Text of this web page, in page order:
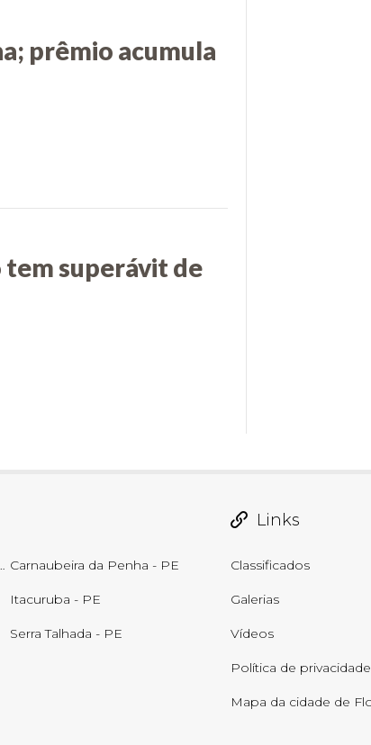
prêmio acumula
tem superávit de
- PE Carnaubeira da Penha - PE
Itacuruba - PE
Serra Talhada - PE
Links
Classificados
Galerias
Vídeos
Política de privacidade